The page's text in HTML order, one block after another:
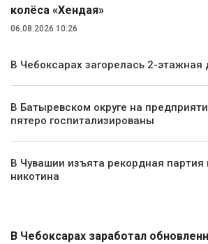
колёса «Хендая»
06.08.2026 10:26
В Чебоксарах загорелась 2-этажная
В Батыревском округе на
пятеро госпитализированы
В Чувашии изъята рекордная партия
никотина
В Чебоксарах заработал